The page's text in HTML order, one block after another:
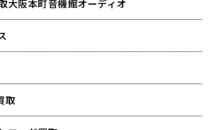
大阪本町音機館オーディオ
取